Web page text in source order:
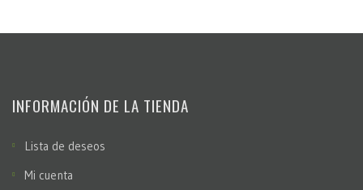
INFORMACIÓN DE LA TIENDA
Lista de deseos
Mi cuenta